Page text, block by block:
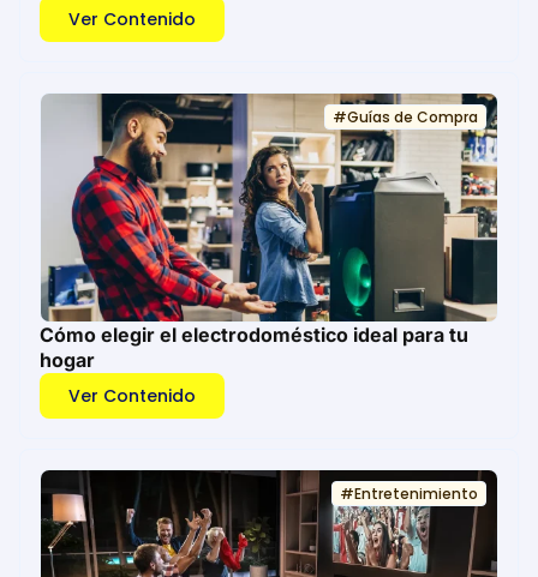
Ver Contenido
#Guías de Compra
Cómo elegir el electrodoméstico ideal para tu
hogar
Ver Contenido
#Entretenimiento